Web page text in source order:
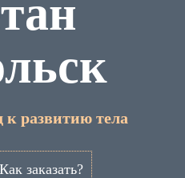
развитию тела
Как заказать?